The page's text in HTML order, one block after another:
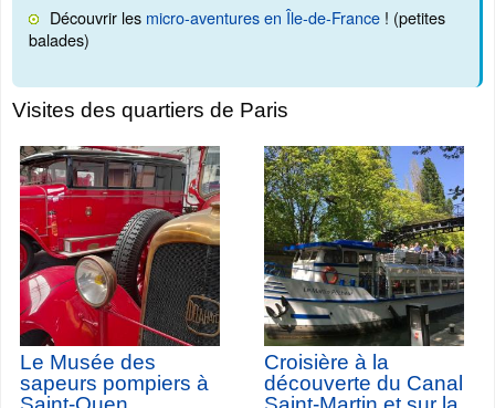
Découvrir les micro-aventures en Île-de-France ! (petites
balades)
Visites des quartiers de Paris
Le Musée des
sapeurs pompiers à
Croisière à la
découverte du Canal